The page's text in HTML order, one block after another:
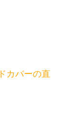
カバーの直